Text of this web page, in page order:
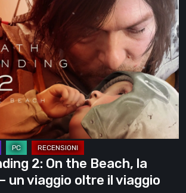
2: On the Beach, la
un viaggio oltre il viaggio